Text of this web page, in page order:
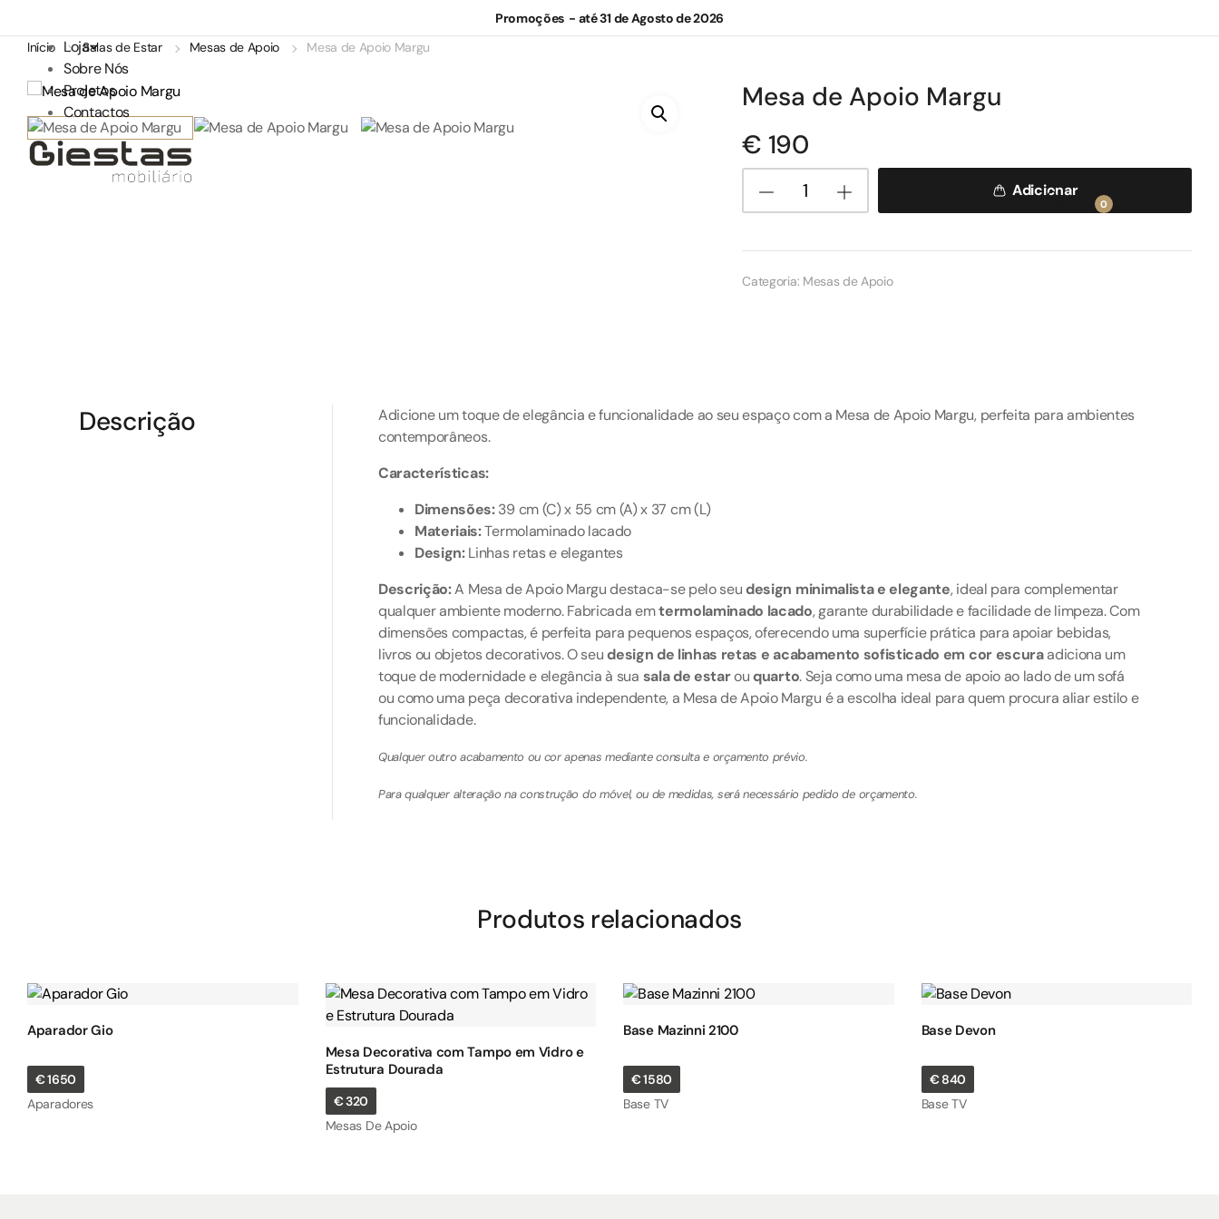
Promoções - até 31 de Agosto de 2026
Loja
Sobre Nós
Projetos
Contactos
0
Início Salas de Estar Mesas de Apoio Mesa de Apoio Margu
Mesa de Apoio Margu
€ 190
Adicionar
Categoria: Mesas de Apoio
Descrição
Adicione um toque de elegância e funcionalidade ao seu espaço com a Mesa de Apoio Margu, perfeita para ambientes
contemporâneos.
Características:
Dimensões:39 cm (C) x 55 cm (A) x 37 cm (L)
Materiais:Termolaminado lacado
Design:Linhas retas e elegantes
Descrição:A Mesa de Apoio Margu destaca-se pelo seu design minimalista e elegante, ideal para complementar
qualquer ambiente moderno. Fabricada emtermolaminado lacado, garante durabilidade e facilidade de limpeza. Com
dimensões compactas, é perfeita para pequenos espaços, oferecendo uma superfície prática para apoiar bebidas,
livros ou objetos decorativos. O seu design de linhas retas e acabamento sofisticado em cor escuraadiciona um
toque de modernidade e elegância à sua sala de estarou quarto. Seja como uma mesa de apoio ao lado de um sofá
ou como uma peça decorativa independente, a Mesa de Apoio Margu é a escolha ideal para quem procura aliar estilo e
funcionalidade.
Qualquer outro acabamento ou cor apenas mediante consulta e orçamento prévio.
Para qualquer alteração na construção do móvel, ou de medidas, será necessário pedido de orçamento.
Produtos relacionados
Aparadores
Aparador Gio
€1650
Mesas De Apoio
Mesa Decorativa com Tampo em Vidro e
Estrutura Dourada
€320 Base TV
Base Mazinni 2100
€1580
Base TV
Base Devon
€840